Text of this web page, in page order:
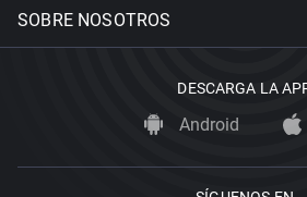
SOBRE NOSOTROS
DESCARGA LA
Android